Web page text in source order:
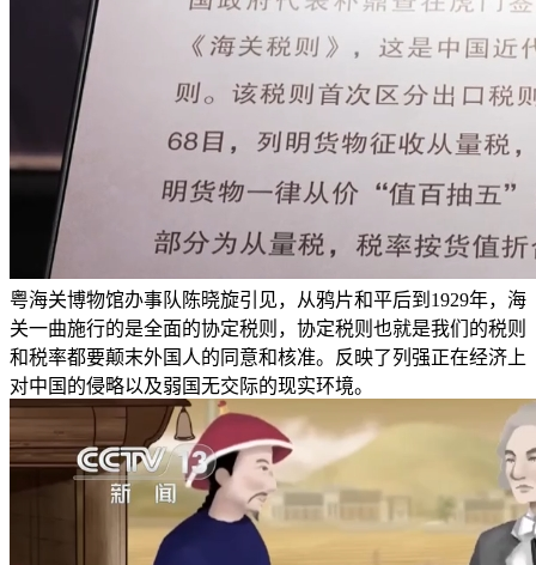
粤海关博物馆办事队陈晓旋引见，从鸦片和平后到1929年，海
关一曲施行的是全面的协定税则，协定税则也就是我们的税则
和税率都要颠末外国人的同意和核准。反映了列强正在经济上
对中国的侵略以及弱国无交际的现实环境。